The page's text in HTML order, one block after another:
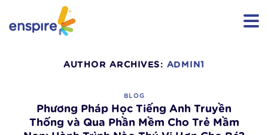
content
AUTHOR ARCHIVES: ADMIN1
BLOG
Phương Pháp Học Tiếng Anh Truyền
Thống và Qua Phần Mềm Cho Trẻ Mầm